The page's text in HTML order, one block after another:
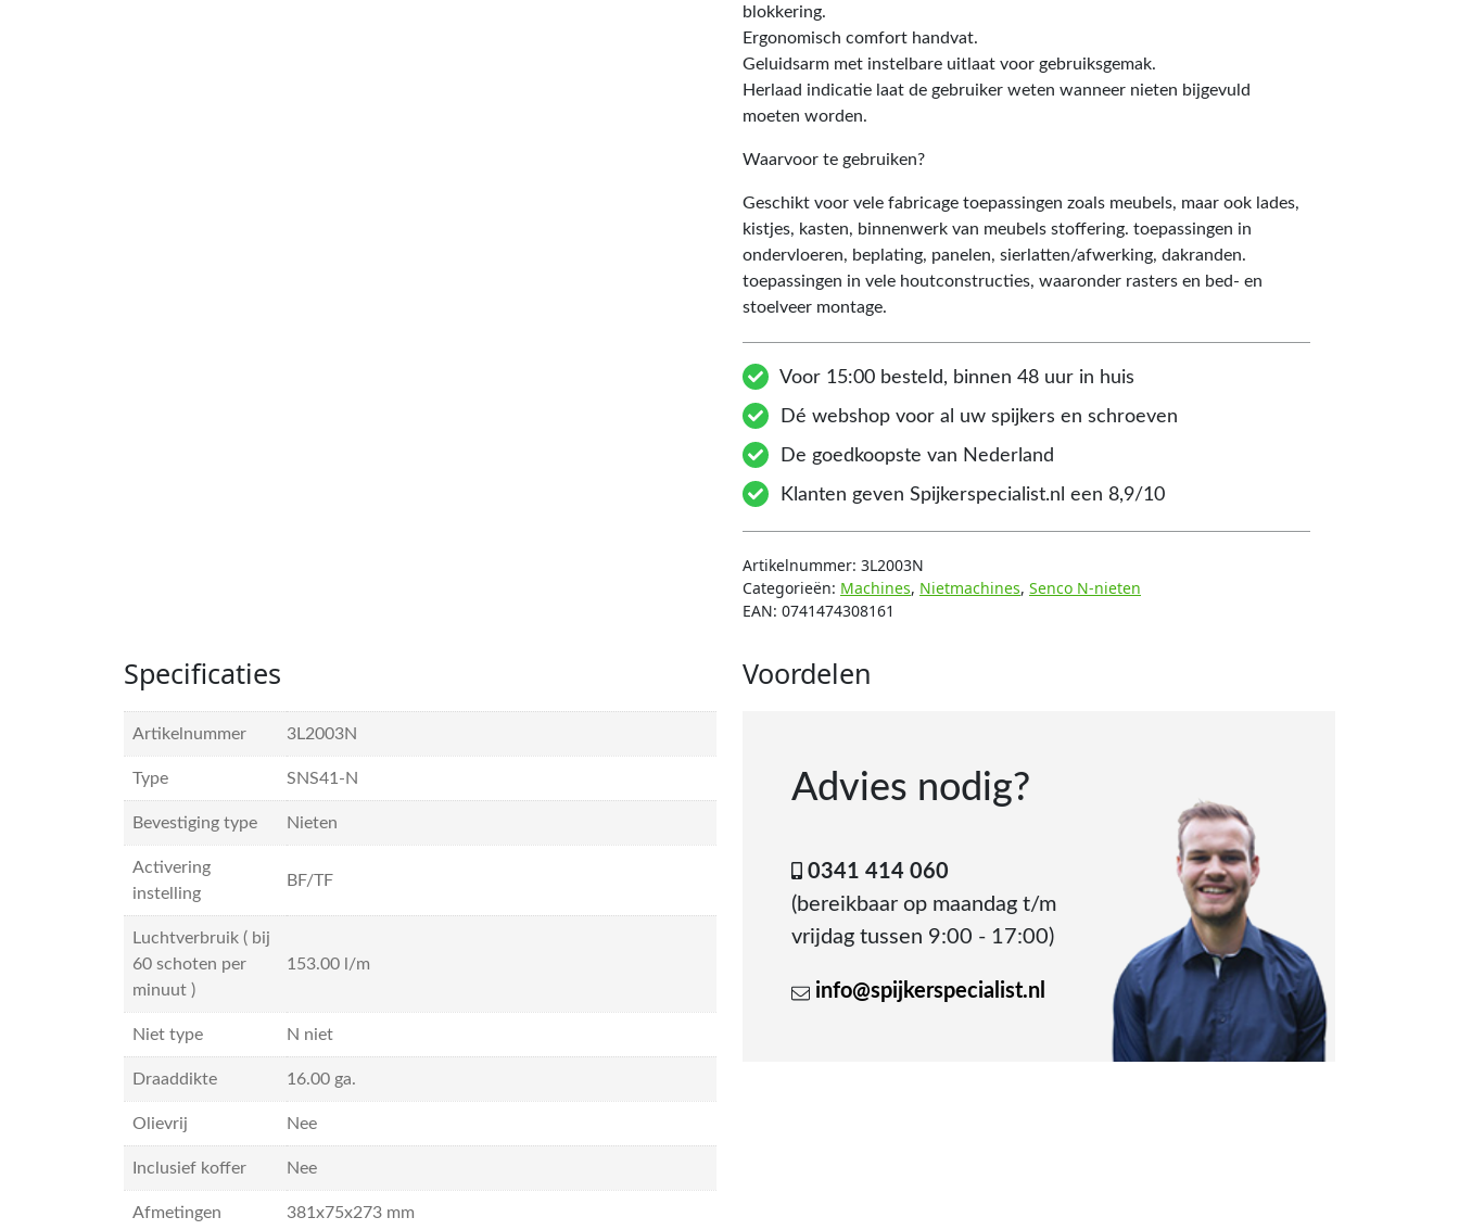
blokkering.
Ergonomisch comfort handvat.
Geluidsarm met instelbare uitlaat voor gebruiksgemak.
Herlaad indicatie laat de gebruiker weten wanneer nieten bijgevuld
moeten worden.
Waarvoor te gebruiken?
Geschikt voor vele fabricage toepassingen zoals meubels, maar ook lades,
kistjes, kasten, binnenwerk van meubels stoffering. toepassingen in
ondervloeren, beplating, panelen, sierlatten/afwerking, dakranden.
toepassingen in vele houtconstructies, waaronder rasters en bed- en
stoelveer montage.
Voor 15:00 besteld, binnen 48 uur in huis
Dé webshop voor al uw spijkers en schroeven
De goedkoopste van Nederland
Klanten geven Spijkerspecialist.nl een 8,9/10
Artikelnummer: 3L2003N
Categorieën: Machines, Nietmachines, Senco N-nieten
EAN: 0741474308161
Specificaties
Artikelnummer 3L2003N
Type SNS41-N
Bevestiging type Nieten
Activering
instelling
BF/TF
Luchtverbruik ( bij
60 schoten per
minuut )
153.00 l/m
Niet type N niet
Draaddikte 16.00 ga.
Olievrij Nee
Inclusief koffer Nee
Afmetingen 381x75x273 mm
Voordelen
Advies nodig?
0341 414 060
(bereikbaar op maandag t/m
vrijdag tussen 9:00 - 17:00)
info@spijkerspecialist.nl